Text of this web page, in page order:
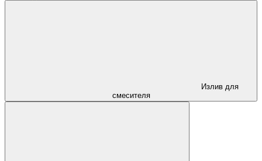
Излив для
смесителя